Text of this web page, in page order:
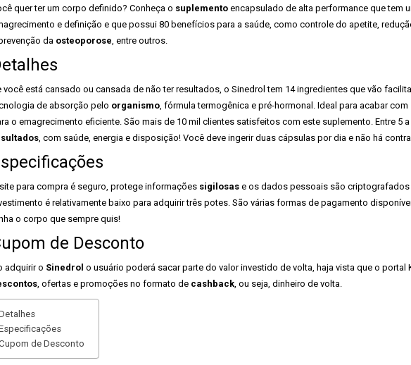
quer ter um corpo definido? Conheça o suplementoencapsulado de alta performance que tem
e definição e que possui 80 benefícios para a saúde, como controle do apetite,
da osteoporose, entre outros.
você está cansado ou cansada de não ter resultados, o Sinedrol tem 14 ingredientes que vão
de absorção pelo organismo, fórmula termogênica e pré-hormonal. Ideal para acabar
o emagrecimento eficiente. São mais de 10 mil clientes satisfeitos com este suplemento. Entre 5
, com saúde, energia e disposição! Você deve ingerir duas cápsulas por dia e não há
para compra é seguro, protege informações sigilosase os dados pessoais são criptografados
é relativamente baixo para adquirir três potes. São várias formas de pagamento
o corpo que sempre quis!
de Desconto
adquirir o Sinedrol o usuário poderá sacar parte do valor investido de volta, haja vista que o portal
, ofertas e promoções no formato de cashback, ou seja, dinheiro de volta.
de Desconto